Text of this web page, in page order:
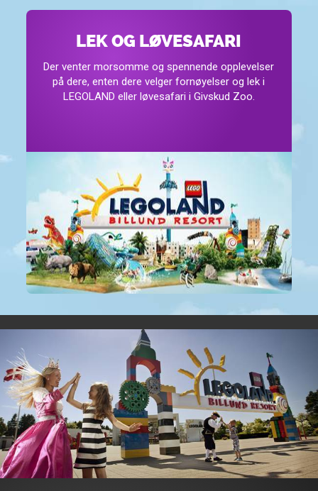
LEK OG LØVESAFARI
Der venter morsomme og spennende opplevelser
på dere, enten dere velger fornøyelser og lek i
LEGOLAND eller løvesafari i Givskud Zoo.